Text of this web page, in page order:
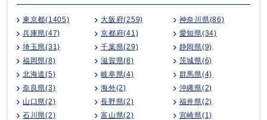
東京都(1405) 大阪府(259)
神奈川県(86)
兵庫県(47)
京都府(41)
愛知県(34)
埼玉県(31)
千葉県(29)
静岡県(9)
福岡県(8)
滋賀県(8)
茨城県(6)
北海道(5)
岐阜県(4)
群馬県(4)
奈良県(3)
海外(2)
沖縄県(2)
山口県(2)
長野県(2)
福井県(2)
石川県(2)
富山県(2)
宮崎県(1)